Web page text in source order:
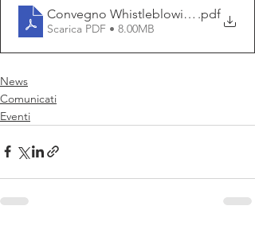
Convegno Whistleblowing 24.11.2023
.pdf
Scarica PDF • 8.00MB
News
Comunicati
Eventi